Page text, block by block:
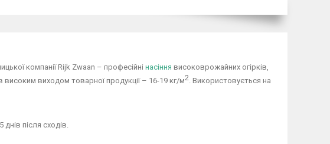
компанії Rijk Zwaan – професійні насіння високоврожайних огірків,
високим виходом товарної продукції – 16-19 кг/м2. Використовується на
після сходів.